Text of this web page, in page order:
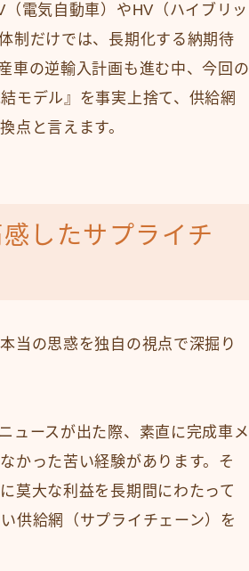
電気自動車）やHV（ハイブリッ
制だけでは、長期化する納期待
車の逆輸入計画も進む中、今回の
モデル』を事実上捨て、供給網
点と言えます。
したサプライチ
当の思惑を独自の視点で深掘り
ュースが出た際、素直に完成車メ
かった苦い経験があります。そ
莫大な利益を長期間にわたって
供給網（サプライチェーン）を